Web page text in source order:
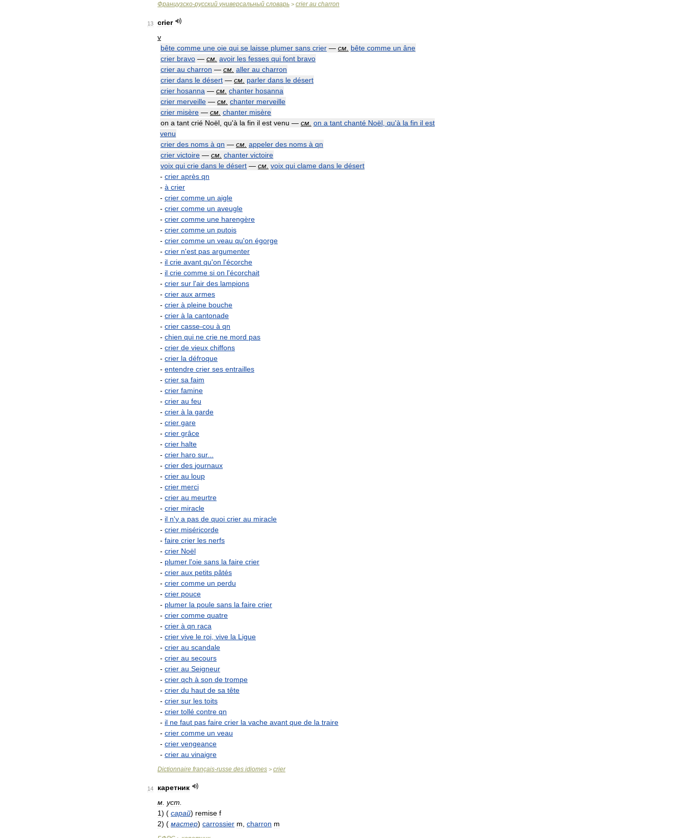
Французско-русский универсальный словарь > crier au charron
13
crier
v
bête comme une oie qui se laisse plumer sans crier — см bête comme un âne
crier bravo — см avoir les fesses qui font bravo
crier au charron — см aller au charron
crier dans le désert — см parler dans le désert
crier hosanna — см chanter hosanna
crier merveille — см chanter merveille
crier misère — см chanter misère
on a tant crié Noël qu'à la fin il est venu — см on a tant chanté Noël qu'à la fin il est
venu
crier des noms à qn — см appeler des noms à qn
crier victoire — см chanter victoire
voix qui crie dans le désert — см voix qui clame dans le désert
- crier après qn
- à crier
- crier comme un aigle
- crier comme un aveugle
- crier comme une harengère
- crier comme un putois
- crier comme un veau qu'on égorge
- crier n'est pas argumenter
- il crie avant qu'on l'écorche
- il crie comme si on l'écorchait
- crier sur l'air des lampions
- crier aux armes
- crier à pleine bouche
- crier à la cantonade
- crier casse-cou à qn
- chien qui ne crie ne mord pas
- crier de vieux chiffons
- crier la défroque
- entendre crier ses entrailles
- crier sa faim
- crier famine
- crier au feu
- crier à la garde
- crier gare
- crier grâce
- crier halte
- crier haro sur...
- crier des journaux
- crier au loup
- crier merci
- crier au meurtre
- crier miracle
- il n'y a pas de quoi crier au miracle
- crier miséricorde
- faire crier les nerfs
- crier Noël
- plumer l'oie sans la faire crier
- crier aux petits pâtés
- crier comme un perdu
- crier pouce
- plumer la poule sans la faire crier
- crier comme quatre
- crier à qn raca
- crier vive le roi vive la Ligue
- crier au scandale
- crier au secours
- crier au Seigneur
- crier qch à son de trompe
- crier du haut de sa tête
- crier sur les toits
- crier tollé contre qn
- il ne faut pas faire crier la vache avant que de la traire
- crier comme un veau
- crier vengeance
- crier au vinaigre
Dictionnaire français-russe des idiomes > crier
14
каретник
м уст
1) ( сарай) remise f
2) ( мастер) carrossier m charron m